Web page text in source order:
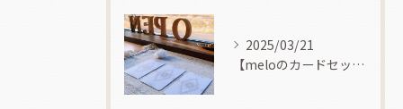
2025/03/21
【meloのカードセッション】